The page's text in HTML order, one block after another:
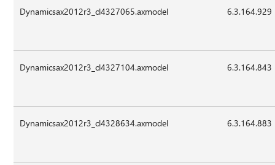
Dynamicsax2012r3_cl4327065.axmodel 6.3.164.929
Dynamicsax2012r3_cl4327104.axmodel 6.3.164.843
Dynamicsax2012r3_cl4328634.axmodel 6.3.164.883